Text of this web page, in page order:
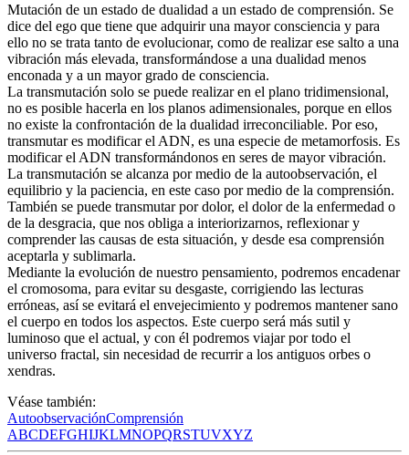
Mutación de un estado de dualidad a un estado de comprensión. Se
dice del ego que tiene que adquirir una mayor consciencia y para
ello no se trata tanto de evolucionar, como de realizar ese salto a una
vibración más elevada, transformándose a una dualidad menos
enconada y a un mayor grado de consciencia.
La transmutación solo se puede realizar en el plano tridimensional,
no es posible hacerla en los planos adimensionales, porque en ellos
no existe la confrontación de la dualidad irreconciliable. Por eso,
transmutar es modificar el ADN, es una especie de metamorfosis. Es
modificar el ADN transformándonos en seres de mayor vibración.
La transmutación se alcanza por medio de la autoobservación, el
equilibrio y la paciencia, en este caso por medio de la comprensión.
También se puede transmutar por dolor, el dolor de la enfermedad o
de la desgracia, que nos obliga a interiorizarnos, reflexionar y
comprender las causas de esta situación, y desde esa comprensión
aceptarla y sublimarla.
Mediante la evolución de nuestro pensamiento, podremos encadenar
el cromosoma, para evitar su desgaste, corrigiendo las lecturas
erróneas, así se evitará el envejecimiento y podremos mantener sano
el cuerpo en todos los aspectos. Este cuerpo será más sutil y
luminoso que el actual, y con él podremos viajar por todo el
universo fractal, sin necesidad de recurrir a los antiguos orbes o
xendras.
Véase también:
AutoobservaciónComprensión
ABCDEFGHIJKLMNOPQRSTUVXYZ